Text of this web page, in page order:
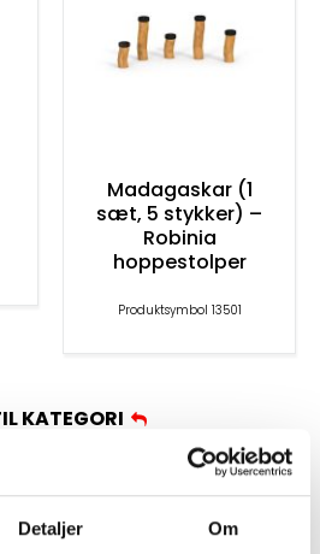
Detaljer Om
Madagaskar (1
sæt, 5 stykker) –
Robinia
hoppestolper
Produktsymbol 13501
KATEGORI